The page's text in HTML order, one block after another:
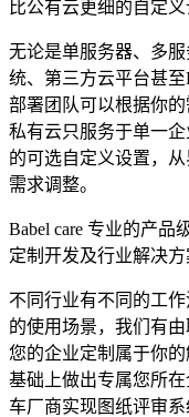
比公有云更细的自定义
无论是单服务器、多
统、第三方云平台甚
部署团队可以根据你
私有云只服务于单一
的可选自定义设置，
需求调整。
Babel care 专业的产品
定制开发及行业解决
不同行业有不同的工
的使用场景，我们有
您的企业定制属于你
基础上做出专属您所
车厂商实现图纸评审